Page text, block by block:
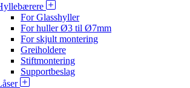
For Glasshyller
For huller Ø3 til Ø7mm
For skjult montering
Greiholdere
Stiftmontering
Supportbeslag